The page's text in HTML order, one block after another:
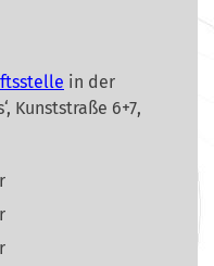
in der
Kunststraße 6+7,